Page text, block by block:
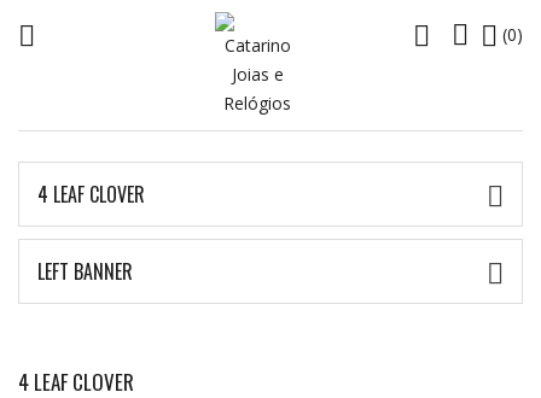
  (0)


4 LEAF CLOVER 
LEFT BANNER 
4 LEAF CLOVER